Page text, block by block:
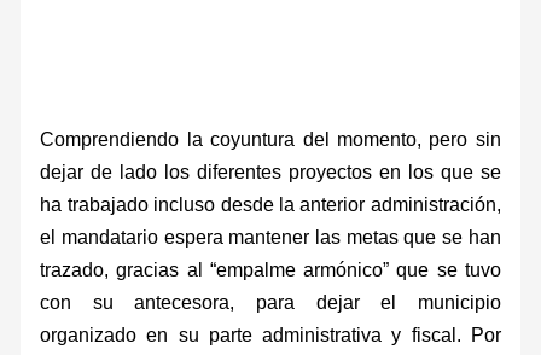
Comprendiendo la coyuntura del momento, pero sin
dejar de lado los diferentes proyectos en los que se
ha trabajado incluso desde la anterior administración,
el mandatario espera mantener las metas que se han
trazado, gracias al “empalme armónico” que se tuvo
con su antecesora, para dejar el municipio
organizado en su parte administrativa y fiscal. Por